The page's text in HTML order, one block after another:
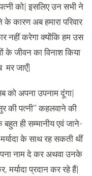
को| इसलिए उन सभी ने
कारण अब हमारा परिवार
नहीं करेगा क्योंकि हम उस
के जीवन का विनाश किया
मर जाएँ|
को अपना उपनाम दूंगा|
की पत्नी” कहलवाने की
ही सम्मानीय एवं जाने-
के साथ रह सकती थीं
नाम दे कर अथवा उनके
मर्यादा प्रदान कर रहे हैं|